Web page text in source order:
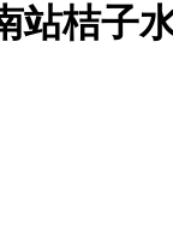
站桔子